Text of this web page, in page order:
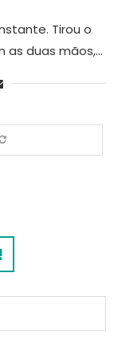
Tirou o
as duas mãos,…